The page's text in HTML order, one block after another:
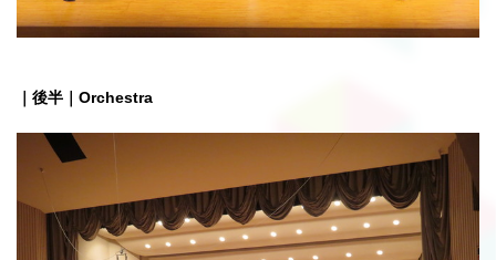
｜後半｜Orchestra